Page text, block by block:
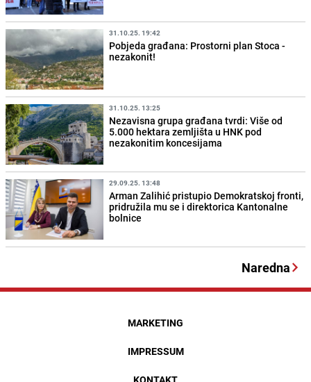
31.10.25. 19:42
Pobjeda građana: Prostorni plan Stoca -
nezakonit!
31.10.25. 13:25
Nezavisna grupa građana tvrdi: Više od
5.000 hektara zemljišta u HNK pod
nezakonitim koncesijama
29.09.25. 13:48
Arman Zalihić pristupio Demokratskoj fronti,
pridružila mu se i direktorica Kantonalne
bolnice
Naredna
MARKETING
IMPRESSUM